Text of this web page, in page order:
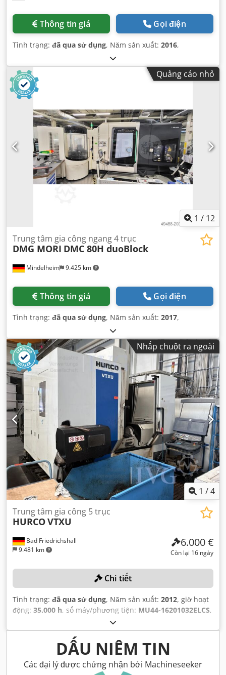
Thông tin giá Gọi điện
Tình trạng: đã qua sử dụng, Năm sản xuất: 2016,
Quảng cáo nhỏ
1 / 12
Mindelheim 9.425 km
Trung tâm gia công ngang 4 trục
DMG MORI DMC 80H duoBlock
Thông tin giá Gọi điện
Tình trạng: đã qua sử dụng, Năm sản xuất: 2017,
Nhấp chuột ra ngoài
1 /4
Bad Friedrichshall
9.481 km
Trung tâm gia công 5 trục
HURCOVTXU
6.000 €
Còn lại 16 ngày
Chi tiết
Tình trạng: đã qua sử dụng, Năm sản xuất: 2012, giờ hoạt
động: 35.000 h, số máy/phương tiện: MU44-16201032ELCS,
DẤU NIÊM TIN
Các đại lý được chứng nhận bởi Machineseeker